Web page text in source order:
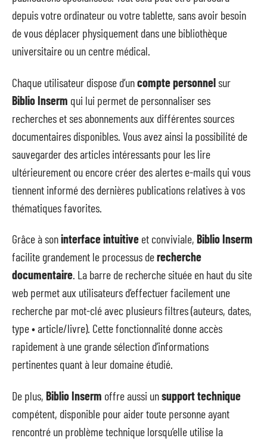
depuis votre ordinateur ou votre tablette, sans avoir besoin
de vous déplacer physiquement dans une bibliothèque
universitaire ou un centre médical.
Chaque utilisateur dispose d’uncompte personnelsur
Biblio Inserm qui lui permet de personnaliser ses
recherches et ses abonnements aux différentes sources
documentaires disponibles. Vous avez ainsi la possibilité de
sauvegarder des articles intéressants pour les lire
ultérieurement ou encore créer des alertes e-mails qui vous
tiennent informé des dernières publications relatives à vos
thématiques favorites.
Grâce à soninterface intuitive et conviviale, Biblio Inserm
facilite grandement le processus derecherche
documentaire. La barre de recherche située en haut du site
web permet aux utilisateurs d’effectuer facilement une
recherche par mot-clé avec plusieurs filtres (auteurs, dates,
type • article/livre). Cette fonctionnalité donne accès
rapidement à une grande sélection d’informations
pertinentes quant à leur domaine étudié.
De plus, Biblio Inserm offre aussi unsupport technique
compétent, disponible pour aider toute personne ayant
rencontré un problème technique lorsqu’elle utilise la